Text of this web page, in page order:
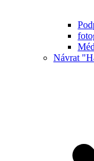
Návrat